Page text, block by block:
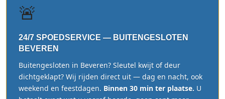
🚨
24/7 SPOEDSERVICE — BUITENGESLOTEN
BEVEREN
Buitengesloten in Beveren? Sleutel kwijt of deur
dichtgeklapt? Wij rijden direct uit — dag en nacht, ook
weekend en feestdagen. Binnen 30 min ter plaatse. U